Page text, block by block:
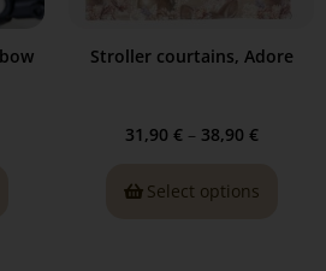
Stroller courtains, Adore
31,90 € – 38,90 €
Select options